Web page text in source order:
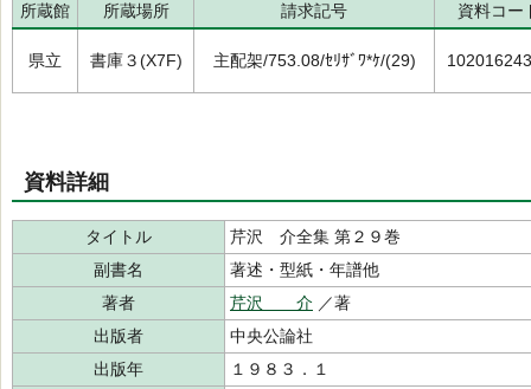
所蔵館 所蔵場所 請求記号 資料コー
県立 書庫３(X7F) 主配架/753.08/ｾﾘｻﾞﾜ*ｹ/(29)
資料詳細
タイトル
芹沢 介全集 第２９巻
副書名
著述・型紙・年譜他
著者
芹沢 介 ／著
出版者
中央公論社
出版年
１９８３．１